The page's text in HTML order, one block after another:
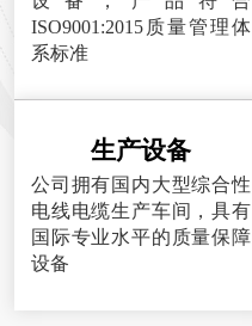
ISO9001:2015质量管理体
系标准
生产设备
公司拥有国内大型综合性
电线电缆生产车间，具有
国际专业水平的质量保障
设备